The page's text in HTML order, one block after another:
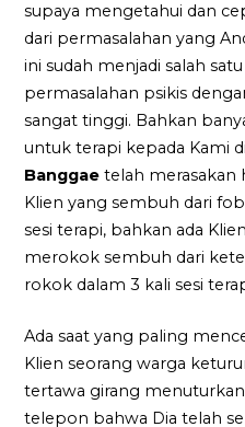
supaya mengetahui dan
dari permasalahan yang
ini sudah menjadi salah
permasalahan psikis
sangat tinggi. Bahkan
untuk terapi kepada Kami di
Banggae telah merasakan
Klien yang sembuh dari
sesi terapi, bahkan ada
merokok sembuh dari
rokok dalam 3 kali sesi
Ada saat yang paling
Klien seorang warga
tertawa girang
telepon bahwa Dia telah